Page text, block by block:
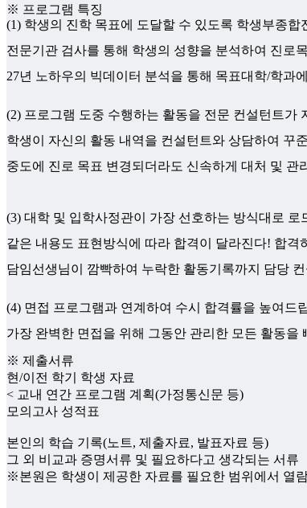
※ 프로그램 특징
(1) 학생의 진학 목표에 도달할 수 있도록 학생부종
전문기관 검사를 통해 학생의 성향을 분석하여 진로
27년 노하우의 빅데이터 분석을 통해 목표대학/학과
(2) 프로그램 도중 수행하는 활동을 전문 컨설턴트가
학생이 자신의 활동 내역을 컨설턴트와 상담하여 꾸
중도에 진로 목표 변경되더라도 신속하게 대처 및 관리
(3) 대학 및 입학사정관이 가장 선호하는 방식대로 로
같은 내용도 표현방식에 따라 합격이 달라진다! 합격
담임선생님이 깜빡하여 누락한 활동기록까지 담당
(4) 면접 프로그램과 연계하여 수시 합격률을 높여드
가장 완벽한 면접을 위해 그동안 관리한 모든 활동을
※ 제출서류
현/이전 학기 학생 자료
< 교내 연간 프로그램 계획(가정통신문 등)
모의고사 성적표
본인의 학습 기록(노트, 제출자료, 발표자료 등)
그 외 비교과 증명서류 및 필요하다고 생각되는 서류
※본원은 학생이 제공한 자료를 필요한 범위에서 열